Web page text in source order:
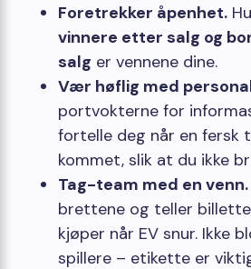
Foretrekker åpenhet.
vinnere etter salg og
salg er vennene dine.
Vær høflig med
portvokterne for
fortelle deg når en fersk
kommet, slik at du ikke
Tag-team med en venn.
brettene og teller
kjøper når EV snur. Ikke
spillere – etikette er